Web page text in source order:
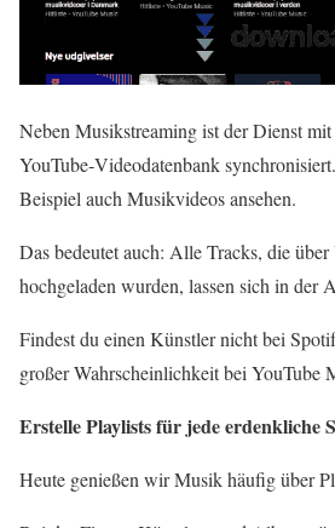
Neben Musikstreaming ist der Dienst
YouTube‑Videodatenbank
Beispiel auch Musikvideos ansehen.
Das bedeutet auch: Alle Tracks, die über
hochgeladen wurden, lassen sich in der
Findest du einen Künstler nicht bei
großer Wahrscheinlichkeit bei YouTube
Erstelle Playlists für jede erdenkliche
Heute genießen wir Musik häufig über